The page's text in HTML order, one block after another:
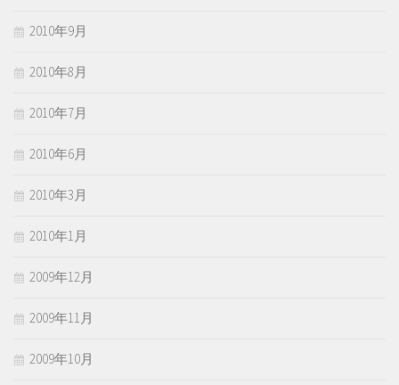
2010年9月
2010年8月
2010年7月
2010年6月
2010年3月
2010年1月
2009年12月
2009年11月
2009年10月